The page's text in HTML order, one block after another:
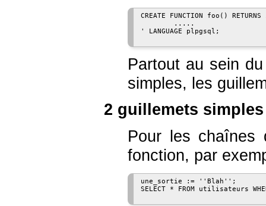
CREATE FUNCTION foo()
        .....
' LANGUAGE plpgsql;
Partout au sein
simples, les
2 guillemets simples
Pour les chaînes
fonction, par
une_sortie := ''Blah'';
SELECT * FROM utilisateurs